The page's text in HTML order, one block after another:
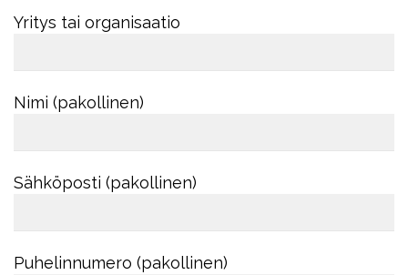
Yritys tai organisaatio
Nimi (pakollinen)
Sähköposti (pakollinen)
Puhelinnumero (pakollinen)